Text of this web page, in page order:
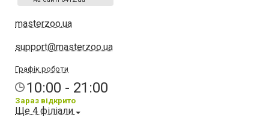
masterzoo.ua
support@masterzoo.ua
Графік роботи
10:00 - 21:00
Зараз відкрито
Ще 4 філіали